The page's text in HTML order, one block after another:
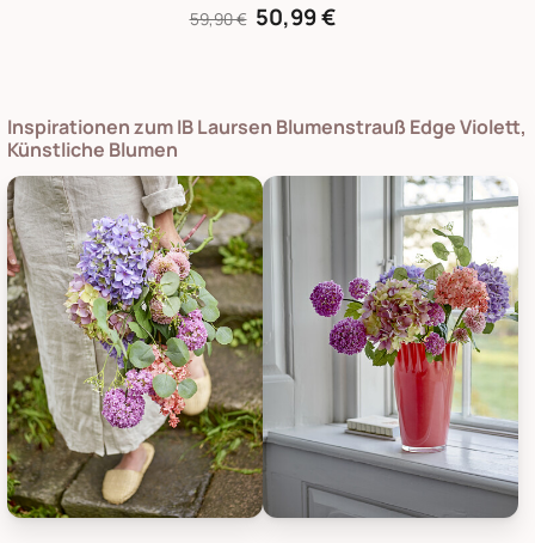
59,90 € 50,99 €
Inspirationen zum IB Laursen Blumenstrauß Edge Violett,
Künstliche Blumen